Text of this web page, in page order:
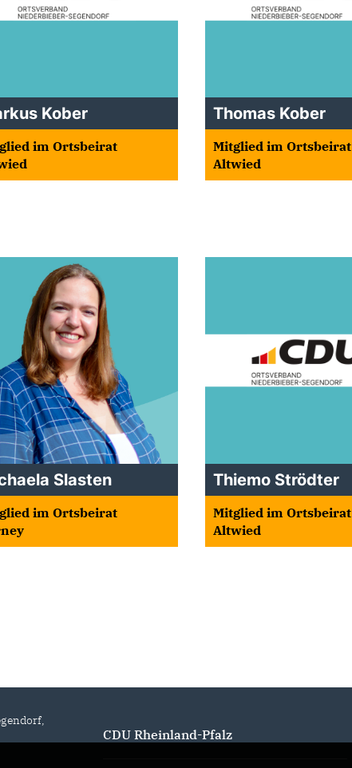
Kober
im Ortsbeirat
Thomas Kober
Mitglied im Ortsbeirat
Altwied
Slasten
im Ortsbeirat
Thiemo Strödter
Mitglied im Ortsbeirat
Altwied
CDU Rheinland-Pfalz